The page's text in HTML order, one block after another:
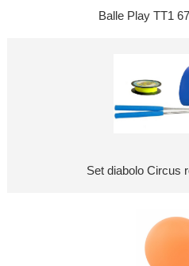
Balle Play TT1
Set diabolo Circus